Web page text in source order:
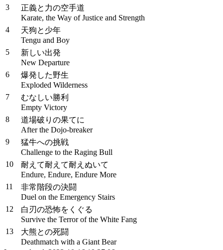
3
正義と力の空手道
Karate, the Way of Justice and Strength
4
天狗と少年
Tengu and Boy
5
新しい出発
New Departure
6
爆発した野生
Exploded Wilderness
7
むなしい勝利
Empty Victory
8
道場破りの果てに
After the Dojo-breaker
9
猛牛への挑戦
Challenge to the Raging Bull
10
耐えて耐えて耐えぬいて
Endure, Endure, Endure More
11
非常階段の決闘
Duel on the Emergency Stairs
12
白刃の恐怖をくぐる
Survive the Terror of the White Fang
13
大熊との死闘
Deathmatch with a Giant Bear